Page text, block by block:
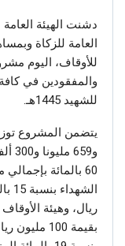
دشنت الهيئة العامة
العامة للزكاة
للأوقاف، اليوم
والمفقودين في
للشهيد 1445هـ.
بقيمة 100